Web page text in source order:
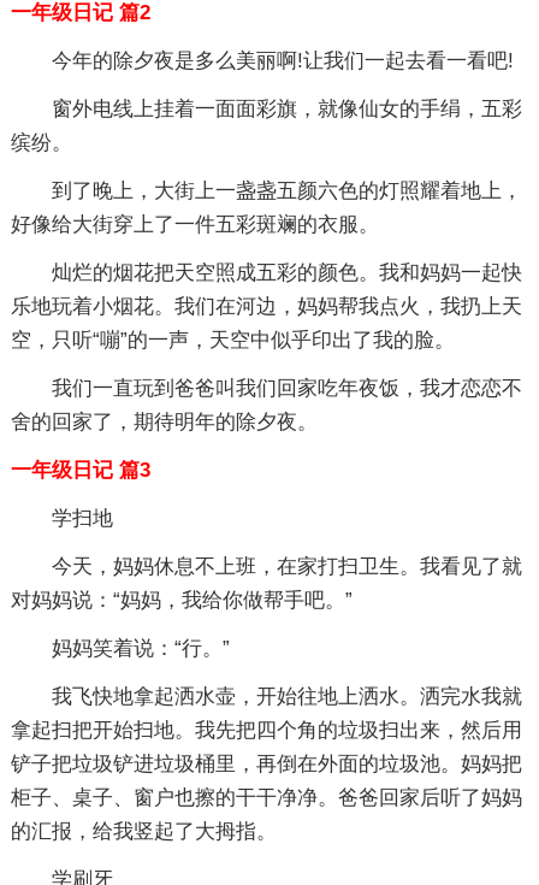
一年级日记 篇2
今年的除夕夜是多么美丽啊!让我们一起去看一看吧!
窗外电线上挂着一面面彩旗，就像仙女的手绢，五彩
缤纷。
到了晚上，大街上一盏盏五颜六色的灯照耀着地上，
好像给大街穿上了一件五彩斑斓的衣服。
灿烂的烟花把天空照成五彩的颜色。我和妈妈一起快
乐地玩着小烟花。我们在河边，妈妈帮我点火，我扔上天
空，只听“嘣”的一声，天空中似乎印出了我的脸。
我们一直玩到爸爸叫我们回家吃年夜饭，我才恋恋不
舍的回家了，期待明年的除夕夜。
一年级日记 篇3
学扫地
今天，妈妈休息不上班，在家打扫卫生。我看见了就
对妈妈说：“妈妈，我给你做帮手吧。”
妈妈笑着说：“行。”
我飞快地拿起洒水壶，开始往地上洒水。洒完水我就
拿起扫把开始扫地。我先把四个角的垃圾扫出来，然后用
铲子把垃圾铲进垃圾桶里，再倒在外面的垃圾池。妈妈把
柜子、桌子、窗户也擦的干干净净。爸爸回家后听了妈妈
的汇报，给我竖起了大拇指。
学刷牙